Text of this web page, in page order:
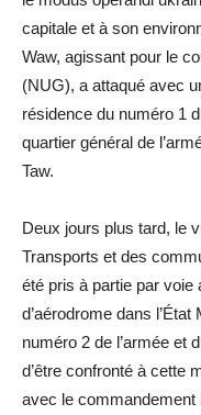
capitale et à son
Waw, agissant pour le
(NUG), a attaqué avec
résidence du numéro 1
quartier général de
Taw.
Deux jours plus tard, le
Transports et des
été pris à partie par voie
d’aérodrome dans
numéro 2 de l’armée et
d’être confronté à cette
avec le commandement